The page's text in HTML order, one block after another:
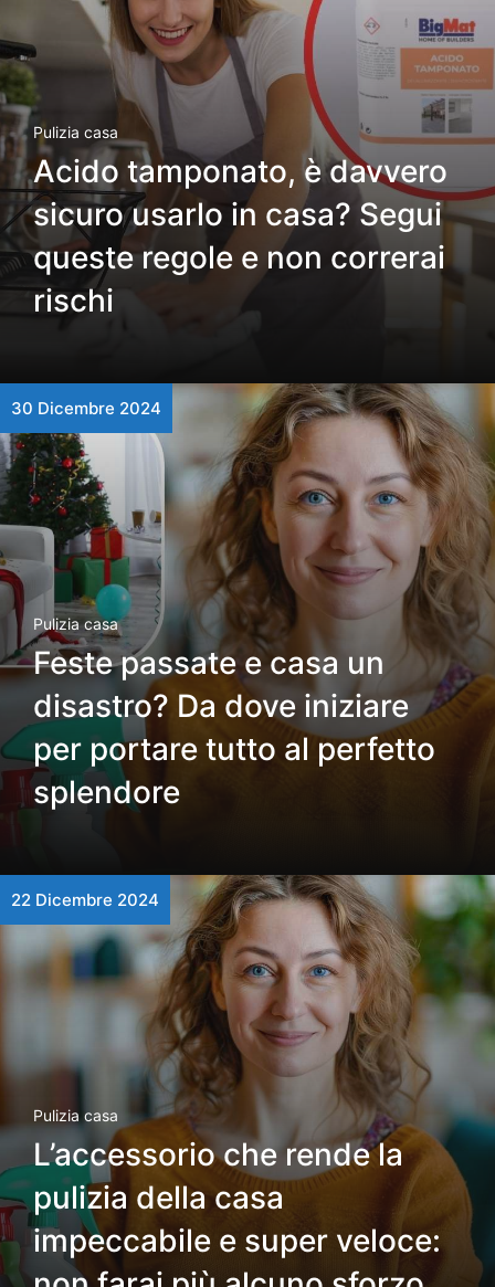
Pulizia casa
Acido tamponato, è davvero
sicuro usarlo in casa? Segui
queste regole e non correrai
rischi
30 Dicembre 2024
Pulizia casa
Feste passate e casa un
disastro? Da dove iniziare
per portare tutto al perfetto
splendore
22 Dicembre 2024
Pulizia casa
L’accessorio che rende la
pulizia della casa
impeccabile e super veloce: